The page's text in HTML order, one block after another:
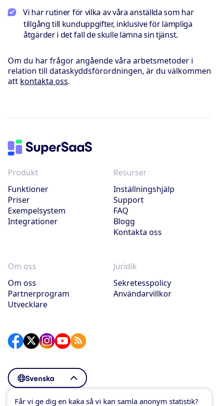
Vi har rutiner för vilka av våra anställda som har
tillgång till kunduppgifter, inklusive för lämpliga
åtgärder i det fall de skulle lämna sin tjänst.
Om du har frågor angående våra arbetsmetoder i
relation till dataskyddsförordningen, är du välkommen
att kontakta oss.
Får vi ge dig en kaka så vi kan samla anonym statistik?
Produkt
Funktioner
Priser
Exempelsystem
Integrationer
Resurser
Inställningshjälp
Support
FAQ
Blogg
Kontakta oss
Om oss
Om oss
Partnerprogram
Utvecklare
Juridik
Sekretesspolicy
Användarvillkor
Svenska